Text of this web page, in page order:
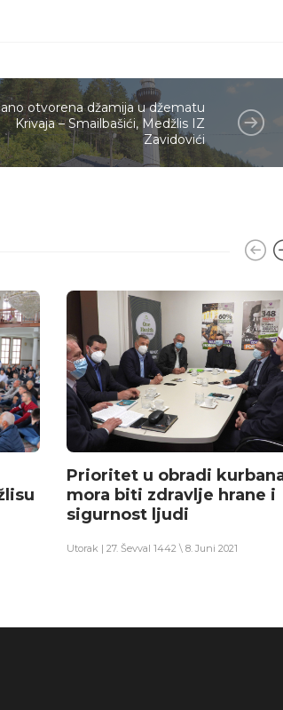
otvorena džamija u džematu
Krivaja – Smailbašići, Medžlis IZ
Zavidovići
Prioritet u obradi
mora biti zdravlje hrane i
sigurnost ljudi
Utorak | 27. Ševval 1442 \ 8. Juni 2021